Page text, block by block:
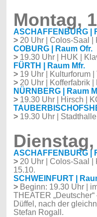
Montag,
ASCHAFFENBURG |
>20 Uhr | Colos-Saal |
COBURG | Raum Ofr.
>19.30 Uhr | HUK |
FÜRTH | Raum Mfr.
>19 Uhr | Kulturforum |
>20 Uhr | Kofferfabrik |
NÜRNBERG | Raum
>19.30 Uhr | Hirsch |
>19.30 Uhr |
ASCHAFFENBURG |
>20 Uhr | Colos-Saal |
15.10.
SCHWEINFURT |
> Beginn: 19.30 Uhr |
THEATER „Deutscher“
Düffel, nach der
Stefan Rogall.